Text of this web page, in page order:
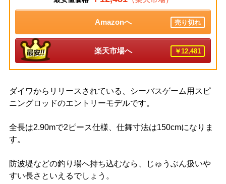
Amazonへ 売り切れ
楽天市場へ ￥12,481
ダイワからリリースされている、シーバスゲーム用スピ
ニングロッドのエントリーモデルです。
全長は2.90mで2ピース仕様、仕舞寸法は150cmになりま
す。
防波堤などの釣り場へ持ち込むなら、じゅうぶん扱いや
すい長さといえるでしょう。